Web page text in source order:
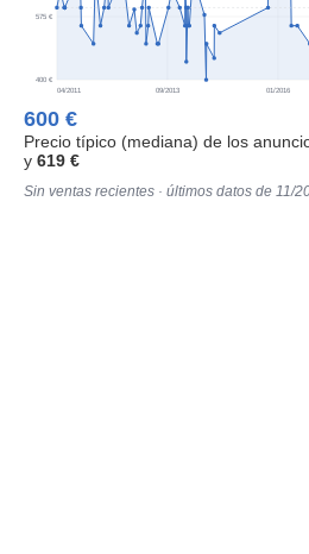
400 €
575 €
04/2011 09/2013 01/2016
600 €
Precio típico (mediana) de los
y 619 €
Sin ventas recientes · últimos datos de 11/